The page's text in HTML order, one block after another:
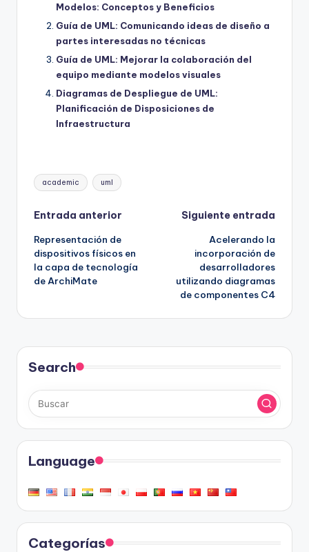
Modelos: Conceptos y Beneficios
Guía de UML: Comunicando ideas de diseño a
partes interesadas no técnicas
Guía de UML: Mejorar la colaboración del
equipo mediante modelos visuales
Diagramas de Despliegue de UML:
Planificación de Disposiciones de
Infraestructura
Etiquetas:
academic uml
Navegación
de
entradas
Entrada anterior
Representación de
dispositivos físicos en
la capa de tecnología
de ArchiMate
Siguiente entrada
Acelerando la
incorporación de
desarrolladores
utilizando diagramas
de componentes C4
Search
Language
Categorías